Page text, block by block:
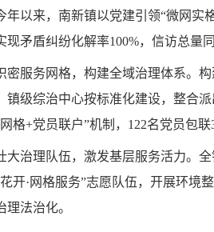
年以来，南新镇以党建引领“微网实
现矛盾纠纷化解率100%，信访总量
密服务网格，构建全域治理体系。
镇级综治中心按标准化建设，整合
格+党员联户”机制，122名党员包
大治理队伍，激发基层服务活力。
开·网格服务”志愿队伍，开展环境
理法治化。